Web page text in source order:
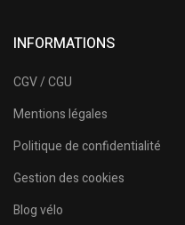
INFORMATIONS
CGV / CGU
Mentions légales
Politique de confidentialité
Gestion des cookies
Blog vélo